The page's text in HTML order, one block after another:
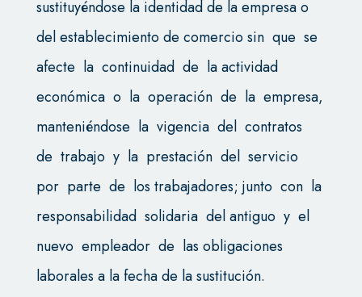
sustituyéndose la identidad de la empresa o
del establecimiento de comercio sin que se
afecte la continuidad de la actividad
económica o la operación de la empresa,
manteniéndose la vigencia del contratos
de trabajo y la prestación del servicio
por parte de los trabajadores; junto con la
responsabilidad solidaria del antiguo y el
nuevo empleador de las obligaciones
laborales a la fecha de la sustitución.